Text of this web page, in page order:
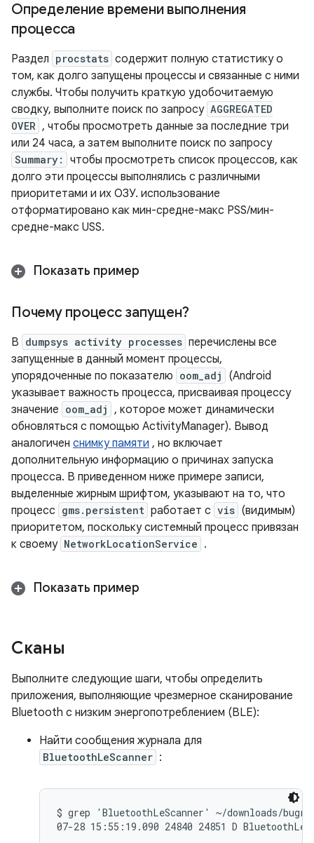
Определение времени выполнения
процесса
Раздел procstats содержит полную статистику о
том, как долго запущены процессы и связанные с ними
службы. Чтобы получить краткую удобочитаемую
сводку, выполните поиск по запросу AGGREGATED
OVER , чтобы просмотреть данные за последние три
или 24 часа, а затем выполните поиск по запросу
Summary:
чтобы просмотреть список процессов, как
долго эти процессы выполнялись с различными
приоритетами и их ОЗУ. использование
отформатировано как мин-средне-макс PSS/мин-
средне-макс USS.
Показать пример
Почему процесс запущен?
В dumpsys activity processes перечислены все
запущенные в данный момент процессы,
упорядоченные по показателю oom_adj
(Android
указывает важность процесса, присваивая процессу
значение oom_adj , которое может динамически
обновляться с помощью ActivityManager). Вывод
аналогичен снимку памяти , но включает
дополнительную информацию о причинах запуска
процесса. В приведенном ниже примере записи,
выделенные жирным шрифтом, указывают на то, что
процесс gms.persistent работает с vis (видимым)
приоритетом, поскольку системный процесс привязан
к своему NetworkLocationService .
Показать пример
Сканы
Выполните следующие шаги, чтобы определить
приложения, выполняющие чрезмерное сканирование
Bluetooth с низким энергопотреблением (BLE):
Найти сообщения журнала для
BluetoothLeScanner :
$ grep 'BluetoothLeScanner' ~/downloads/